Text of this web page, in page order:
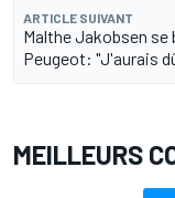
ARTICLE SUIVANT
Malthe Jakobsen se
Peugeot: "J'aurais
MEILLEURS